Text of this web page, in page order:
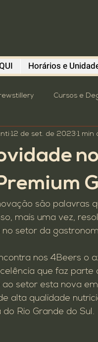
Horários e
Cursos e
Gastronomia
Summit
Dicas do Polvo
Beba Cultura
12 de set. de 2023 1 min
são palavras
mais uma vez,
setor da
nos 4Beers o
que faz parte
ao setor esta nova
alta qualidade
do Rio Grande do Sul.